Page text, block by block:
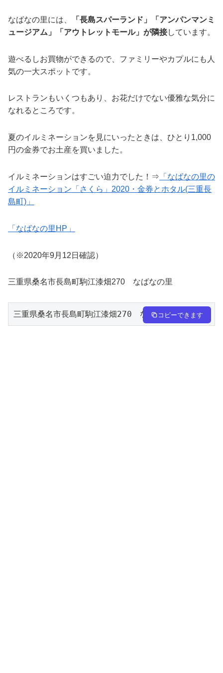
なばなの里には、
「長島スパーランド」「アンパンマンミ
ュージアム」「アウトレットモール」が隣接しています。
遊べるしお買物ができるので、ファミリーやカプルにも人
気の一大スポットです。
レストランもいくつもあり、お花だけでない優雅な気分に
なれるところです。
夏のイルミネーションを見にいったときは、ひとり1,000
円の金券でお土産を買いました。
イルミネーションはすごい迫力でした！⇒ 「なばなの里の
イルミネーション「さくら」2020・金券とホタル(三重長
島町)」
「なばなの里HP」
（※2020年9月12日確認）
三重県桑名市長島町駒江漆畑270 なばなの里
三重県桑名市長島町駒江漆畑270　なばなの里コピーできます